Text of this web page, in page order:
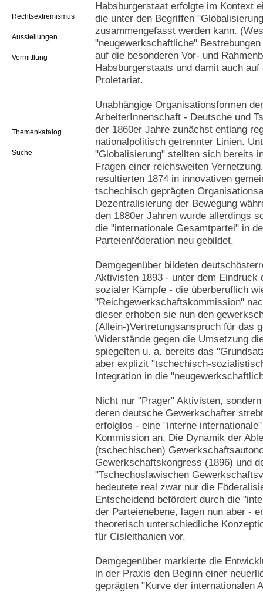
Rechtsextremismus
Ausstellungen
Vermittlung
Themenkatalog
Suche
Habsburgerstaat erfolgte im Kontext
die unter den Begriffen
zusammengefasst werden kann.
"neugewerkschaftliche"
auf die besonderen Vor- und
Habsburgerstaats und damit auch
Proletariat.
Unabhängige Organisationsformen
ArbeiterInnenschaft - Deutsche und
der 1860er Jahre zunächst entlang
nationalpolitisch getrennter Linien.
"Globalisierung" stellten sich bereits
Fragen einer reichsweiten
resultierten 1874 in innovativen
tschechisch geprägten
Dezentralisierung der Bewegung
den 1880er Jahren wurde allerdings
die "internationale Gesamtpartei" in
Parteienföderation neu gebildet.
Demgegenüber bildeten
Aktivisten 1893 - unter dem Eindruck
sozialer Kämpfe - die überberuflich
"Reichgewerkschaftskommission"
dieser erhoben sie nun den
(Allein-)Vertretungsanspruch für das
Widerstände gegen die Umsetzung
spiegelten u. a. bereits das
aber explizit "tschechisch-
Integration in die
Nicht nur "Prager" Aktivisten,
deren deutsche Gewerkschafter
erfolglos - eine "interne
Kommission an. Die Dynamik der
(tschechischen)
Gewerkschaftskongress (1896) und
"Tschechoslawischen
bedeutete real zwar nur die
Entscheidend befördert durch die
der Parteienebene, lagen nun aber -
theoretisch unterschiedliche
für Cisleithanien vor.
Demgegenüber markierte die
in der Praxis den Beginn einer
geprägten "Kurve der internationalen